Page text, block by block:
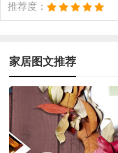
推荐度：
家居图文推荐